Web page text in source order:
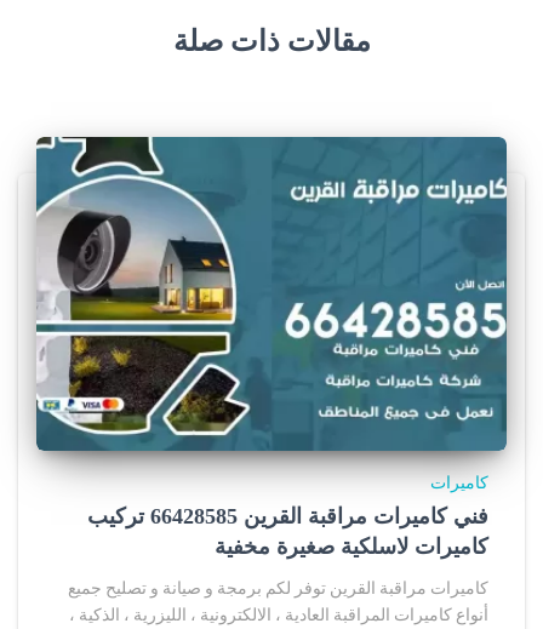
مقالات ذات صلة
كاميرات
فني كاميرات مراقبة القرين 66428585 تركيب
كاميرات لاسلكية صغيرة مخفية
كاميرات مراقبة القرين توفر لكم برمجة و صيانة و تصليح جميع
أنواع كاميرات المراقبة العادية ، الالكترونية ، الليزرية ، الذكية ،